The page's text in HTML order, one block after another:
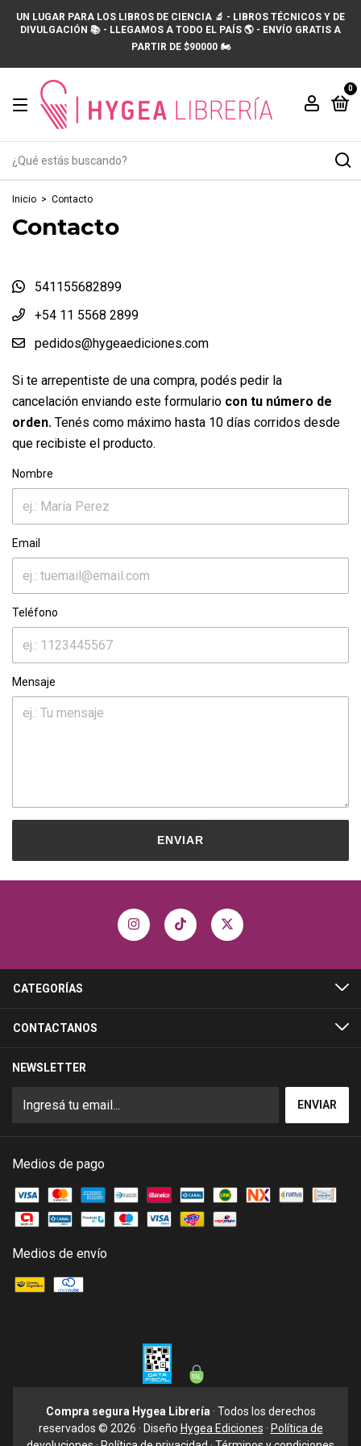
UN LUGAR PARA LOS LIBROS DE CIENCIA 🔬 - LIBROS TÉCNICOS Y DE
DIVULGACIÓN 📚 - LLEGAMOS A TODO EL PAÍS 🌎 - ENVÍO GRATIS A
PARTIR DE $90000 🏍️
0
Inicio > Contacto
Contacto
541155682899
+54 11 5568 2899
pedidos@hygeaediciones.com
Si te arrepentiste de una compra, podés pedir la
cancelación enviando este formulario con tu número de
orden. Tenés como máximo hasta 10 días corridos desde
que recibiste el producto.
Nombre
Email
Teléfono
Mensaje
ENVIAR
CATEGORÍAS
CONTACTANOS
NEWSLETTER
Medios de pago
Medios de envío
Compra segura Hygea Librería · Todos los derechos
reservados © 2026 · Diseño Hygea Ediciones · Política de